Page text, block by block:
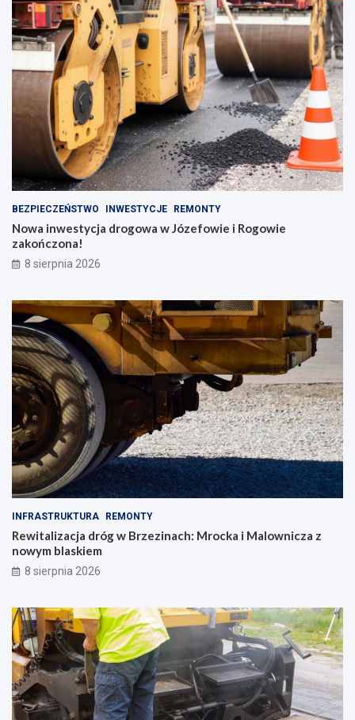
BEZPIECZEŃSTWO INWESTYCJE REMONTY
Nowa inwestycja drogowa w Józefowie i Rogowie
zakończona!
8 sierpnia 2026
INFRASTRUKTURA REMONTY
Rewitalizacja dróg w Brzezinach: Mrocka i Malownicza z
nowym blaskiem
8 sierpnia 2026